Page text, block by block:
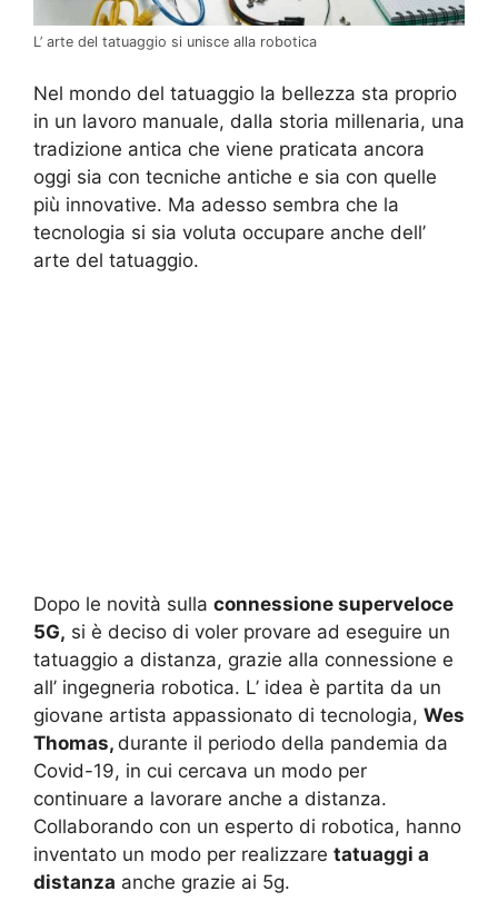
L’ arte del tatuaggio si unisce alla robotica
Nel mondo del tatuaggio la bellezza sta proprio
in un lavoro manuale, dalla storia millenaria, una
tradizione antica che viene praticata ancora
oggi sia con tecniche antiche e sia con quelle
più innovative. Ma adesso sembra che la
tecnologia si sia voluta occupare anche dell’
arte del tatuaggio.
Dopo le novità sulla connessione superveloce
5G, si è deciso di voler provare ad eseguire un
tatuaggio a distanza, grazie alla connessione e
all’ ingegneria robotica. L’ idea è partita da un
giovane artista appassionato di tecnologia, Wes
Thomas, durante il periodo della pandemia da
Covid-19, in cui cercava un modo per
continuare a lavorare anche a distanza.
Collaborando con un esperto di robotica, hanno
inventato un modo per realizzare tatuaggi a
distanza anche grazie ai 5g.